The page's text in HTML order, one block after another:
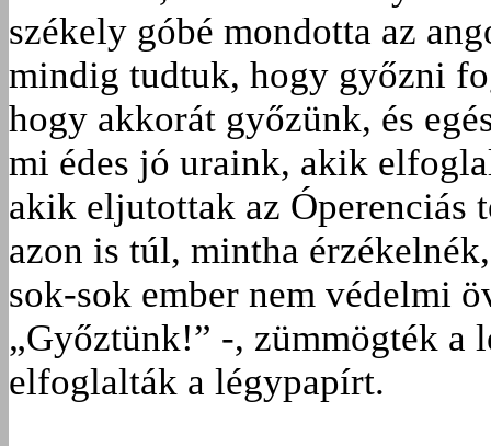
székely góbé mondotta az
mindig tudtuk, hogy győzni
hogy akkorát győzünk, és
mi édes jó uraink, akik
akik eljutottak az Óperenciás
azon is túl, mintha
sok-sok ember nem védelmi
„Győztünk!” -, zümmögték a
elfoglalták a légypapírt.